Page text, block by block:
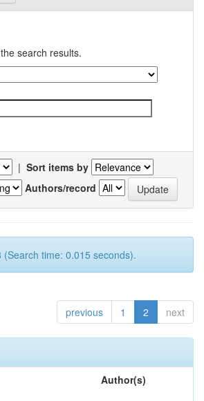
search results.
| Sort items by
Authors/record
(Search time: 0.015 seconds).
previous 1 2 next
Author(s)